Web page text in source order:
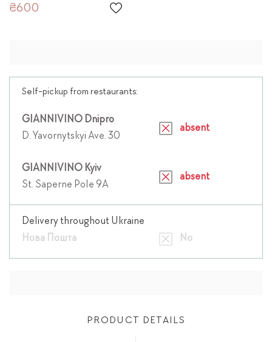
₴600
Self-pickup from restaurants:
GIANNIVINO Dnipro
D. Yavornytskyi Ave. 30
absent
GIANNIVINO Kyiv
St. Saperne Pole 9A
absent
Delivery throughout Ukraine
Нова Пошта
No
PRODUCT DETAILS